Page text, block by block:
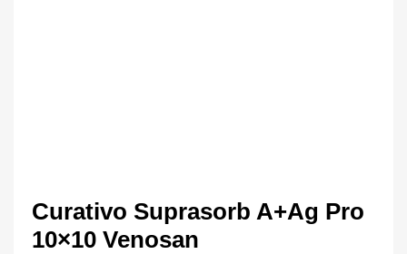
Curativo Suprasorb A+Ag Pro
10×10 Venosan